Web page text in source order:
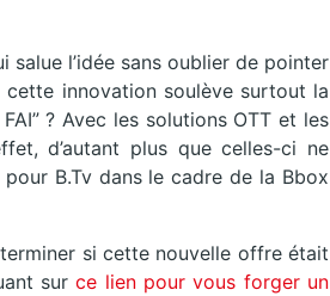
l’idée sans oublier de pointer
cette innovation soulève surtout la
? Avec les solutions OTT et les
d’autant plus que celles-ci ne
B.Tv dans le cadre de la Bbox
si cette nouvelle offre était
surce lien pour vous forger un